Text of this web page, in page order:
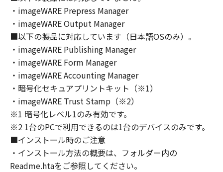
「本ソフトウェア」に係る権原および所有権
は、その内容によりキヤノンまたはキヤノンの
ライセンサーに帰属します。
５．輸出
お客様は、日本国政府または関連する外国政府
より必要な許可等を得ることなしに、「本ソフ
トウェア」の全部または一部を、直接または間
接に輸出してはなりません。
６．サポートおよびアップデート
キヤノン、キヤノンの子会社、関係会社、それ
らの販売代理店および販売店、並びにキヤノン
のライセンサーは、お客様による「本ソフトウ
ェア」の使用を支援すること、および「本ソフ
トウェア」に対してアップデート、バグの修正
・imageWARE Prepress Manager
・imageWARE Output Manager
■以下の製品に対応しています（日本語OSのみ）。
・imageWARE Publishing Manager
・imageWARE Form Manager
・imageWARE Accounting Manager
・暗号化セキュアプリントキット（※1）
・imageWARE Trust Stamp（※2）
※1 暗号化レベル1のみ有効です。
※2 1台のPCで利用できるのは1台のデバイスのみです。
■インストール時のご注意
・インストール方法の概要は、フォルダー内の
Readme.htaをご参照してください。